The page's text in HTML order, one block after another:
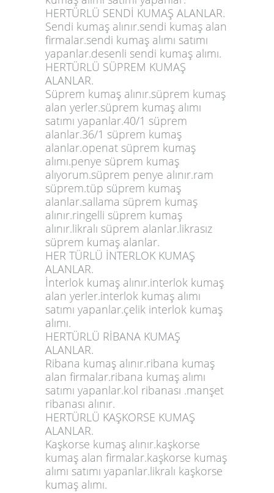
HERTÜRLÜ SENDİ KUMAŞ ALANLAR.
Sendi kumaş alınır.sendi kumaş alan
firmalar.sendi kumaş alımı satımı
yapanlar.desenli sendi kumaş alımı.
HERTÜRLÜ SÜPREM KUMAŞ
ALANLAR.
Süprem kumaş alınır.süprem kumaş
alan yerler.süprem kumaş alımı
satımı yapanlar.40/1 süprem
alanlar.36/1 süprem kumaş
alanlar.openat süprem kumaş
alımı.penye süprem kumaş
alıyorum.süprem penye alınır.ram
süprem.tüp süprem kumaş
alanlar.sallama süprem kumaş
alınır.ringelli süprem kumaş
alınır.likralı süprem alanlar.likrasız
süprem kumaş alanlar.
HER TÜRLÜ İNTERLOK KUMAŞ
ALANLAR.
İnterlok kumaş alınır.interlok kumaş
alan yerler.interlok kumaş alımı
satımı yapanlar.çelik interlok kumaş
alımı.
HERTÜRLÜ RİBANA KUMAŞ
ALANLAR.
Ribana kumaş alınır.ribana kumaş
alan firmalar.ribana kumaş alımı
satımı yapanlar.kol ribanası .manşet
ribanası alınır.
HERTÜRLÜ KAŞKORSE KUMAŞ
ALANLAR.
Kaşkorse kumaş alınır.kaşkorse
kumaş alan firmalar.kaşkorse kumaş
alımı satımı yapanlar.likralı kaşkorse
kumaş alımı.